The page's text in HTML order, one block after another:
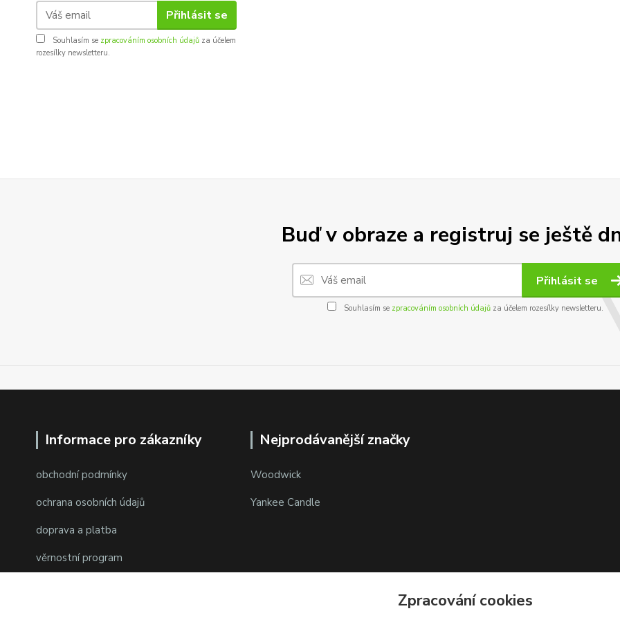
Přihlásit se
Souhlasím se zpracováním osobních údajů za účelem
rozesílky newsletteru.
Buď v obraze a registruj se ještě
Přihlásit se
Souhlasím se zpracováním osobních údajůza účelem rozesílky newsletteru.
Informace pro zákazníky
obchodní podmínky
ochrana osobních údajů
doprava a platba
věrnostní program
Nejprodávanější značky
Woodwick
Yankee Candle
Zpracování cookies